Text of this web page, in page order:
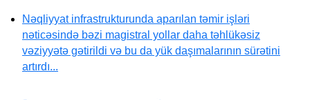
Nəqliyyat infrastrukturunda aparılan təmir işləri
nəticəsində bəzi magistral yollar daha təhlükəsiz
vəziyyətə gətirildi və bu da yük daşımalarının sürətini
artırdı...